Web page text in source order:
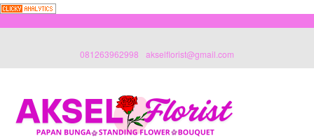
081263962998 akselflorist@gmail.com